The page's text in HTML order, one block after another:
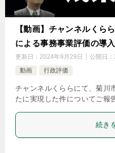
【動画】チャンネルくら
による事務事業評価の導入
更新日： 2024年9月29日 公開日：
動画
行政評価
チャンネルくららにて、菊川
たに実現した件についてご報
続き